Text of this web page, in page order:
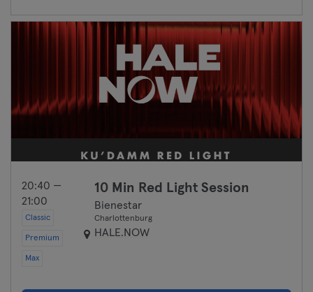
20:40 —
21:00
Classic
Premium
Max
10 Min Red Light Session
Bienestar
Charlottenburg
HALE.NOW